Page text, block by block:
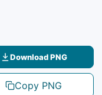
Download PNG
Copy PNG